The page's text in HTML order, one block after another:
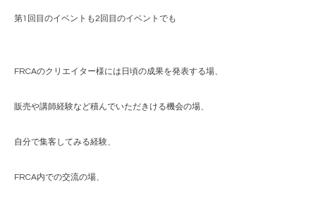
第1回目のイベントも2回目のイベントでも
FRCAのクリエイター様には日頃の成果を発表する場、
販売や講師経験など積んでいただきける機会の場、
自分で集客してみる経験、
FRCA内での交流の場、